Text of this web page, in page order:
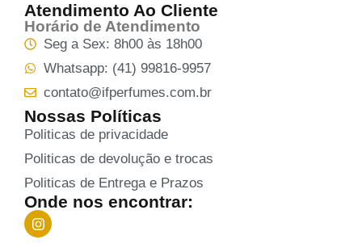
Atendimento Ao Cliente
Horário de Atendimento
Seg a Sex: 8h00 às 18h00
Whatsapp: (41) 99816-9957
contato@ifperfumes.com.br
Nossas Políticas
Politicas de privacidade
Politicas de devolução e trocas
Politicas de Entrega e Prazos
Onde nos encontrar: